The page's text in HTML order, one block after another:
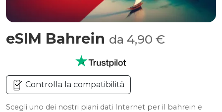
eSIM Bahrein da 4,90 €
Controlla la compatibilità
Scegli uno dei nostri piani dati Internet per il bahrein e